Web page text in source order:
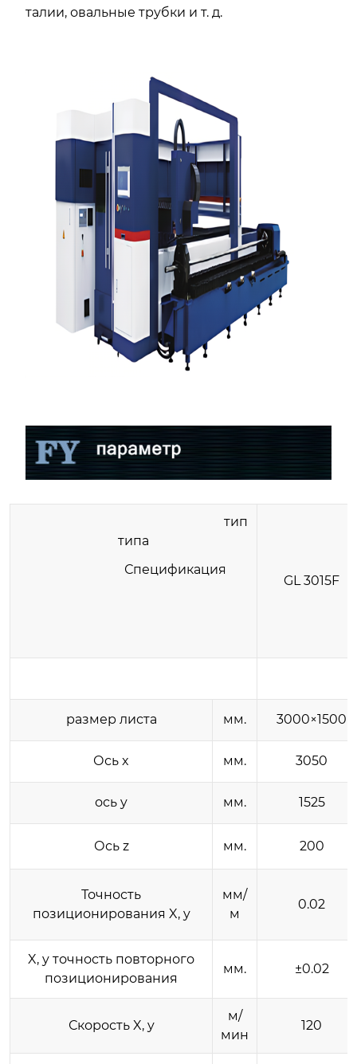
талии, овальные трубки и т. д.
тип
типа
Спецификация
GL 3015F
размер листа мм. 3000×1500
Ось x мм. 3050
ось y мм. 1525
Ось z мм. 200
Точность
позиционирования X, y
мм/
м
0.02
X, y точность повторного
позиционирования
мм. ±0.02
Скорость X, y
м/
мин
120